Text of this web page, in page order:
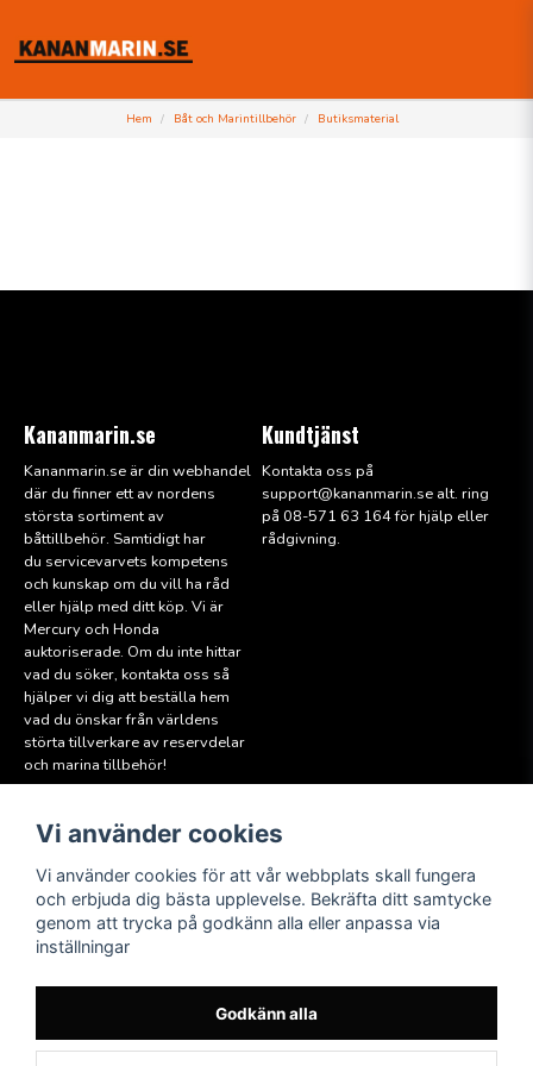
Hem Båt och Marintillbehör Butiksmaterial
Kananmarin.se
Kananmarin.se är din webhandel
där du finner ett av nordens
största sortiment av
båttillbehör. Samtidigt har
du servicevarvets kompetens
och kunskap om du vill ha råd
eller hjälp med ditt köp. Vi är
Mercury och Honda
auktoriserade. Om du inte hittar
vad du söker, kontakta oss så
hjälper vi dig att beställa hem
vad du önskar från världens
störta tillverkare av reservdelar
och marina tillbehör!
Kundtjänst
Kontakta oss på
support@kananmarin.se alt. ring
på 08-571 63 164 för hjälp eller
rådgivning.
Läs mer
Köpvillkor
Hitta till oss
Miljöpolicy
Medlem i Sweboat
Följ oss
Facebook
Instagram
Vi använder cookies
Vi använder cookies för att vår webbplats skall fungera
och erbjuda dig bästa upplevelse. Bekräfta ditt samtycke
genom att trycka på godkänn alla eller anpassa via
inställningar
Godkänn alla